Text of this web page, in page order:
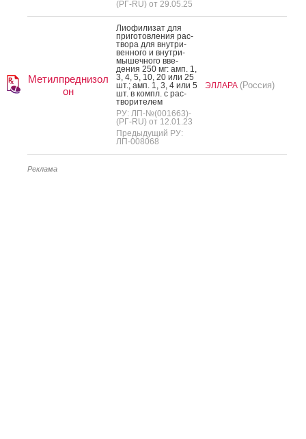
(РГ-RU) от 29.05.25
Метилпреднизол
он
Ли­офи­лизат для
при­готов­ле­ния рас­
тво­ра для внут­ри­
вен­но­го и внут­ри­
мышеч­но­го вве­
дения 250 мг: амп. 1,
3, 4, 5, 10, 20 или 25
шт.; амп. 1, 3, 4 или 5
шт. в компл. с рас­
тво­рите­лем
РУ: ЛП-№(001663)-
(РГ-RU) от 12.01.23
Предыдущий РУ:
ЛП-008068
ЭЛЛАРА (Россия)
Реклама